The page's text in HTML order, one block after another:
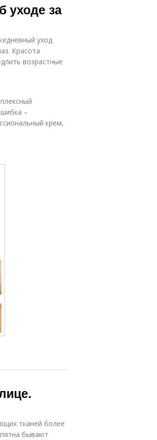
уходе за
уход
Красота
возрастные
–
крем,
тканей более
бывают